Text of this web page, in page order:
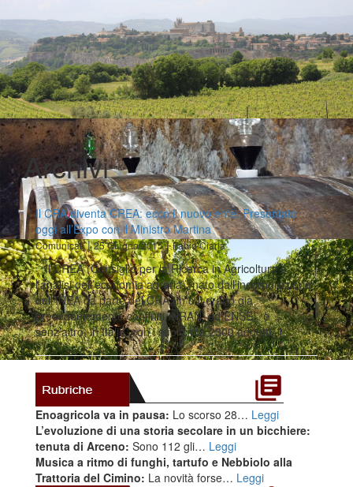
Archivi
Il CRA diventa CREA: ecco il nuovo ente. Presentato
oggi all’Expo con il Ministro Martina
Comunicati|25 Giugno 2015|Fabio Ciarla
Il CREA (Consiglio per la Ricerca in Agricoltura e
l’analisi dell’economia agraria), nato dall’incorporazione
dell’INEA da parte del CRA (in cui erano già
precedentemente confluiti INRAN ed ENSE), è
senz’altro, in Italia, con i suoi circa 2300 addetti, il…
Enoagricola va in pausa: Lo scorso 28… Leggi
L’evoluzione di una storia secolare in un bicchiere:
tenuta di Arceno: Sono 112 gli… Leggi
Musica a ritmo di funghi, tartufo e Nebbiolo alla
Trattoria del Cimino: La novità forse… Leggi